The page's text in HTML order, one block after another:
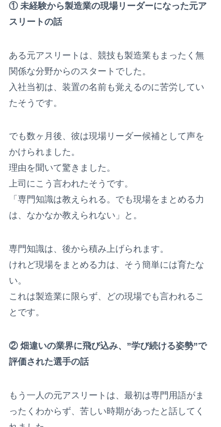
① 未経験から製造業の現場リーダーになった元ア
スリートの話
ある元アスリートは、競技も製造業もまったく無
関係な分野からのスタートでした。
入社当初は、装置の名前も覚えるのに苦労してい
たそうです。
でも数ヶ月後、彼は現場リーダー候補として声を
かけられました。
理由を聞いて驚きました。
上司にこう言われたそうです。
「専門知識は教えられる。でも現場をまとめる力
は、なかなか教えられない」と。
専門知識は、後から積み上げられます。
けれど現場をまとめる力は、そう簡単には育たな
い。
これは製造業に限らず、どの現場でも言われるこ
とです。
② 畑違いの業界に飛び込み、”学び続ける姿勢”で
評価された選手の話
もう一人の元アスリートは、最初は専門用語がま
ったくわからず、苦しい時期があったと話してく